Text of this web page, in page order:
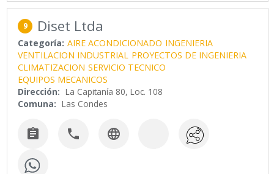
9 Diset Ltda
Categoría: AIRE ACONDICIONADO INGENIERIA
VENTILACION INDUSTRIAL PROYECTOS DE INGENIERIA
CLIMATIZACION SERVICIO TECNICO
EQUIPOS MECANICOS
Dirección: La Capitanía 80, Loc. 108
Comuna: Las Condes
  